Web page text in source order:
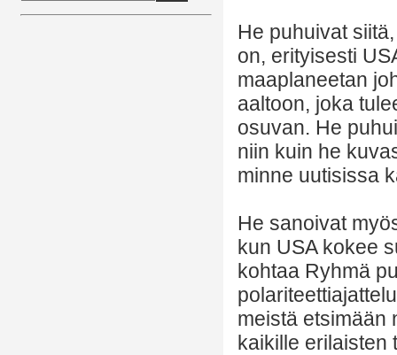
He puhuivat
on, erityisesti
maaplaneetan
aaltoon, joka
osuvan. He
niin kuin he
minne uutisissa
He sanoivat
kun USA kokee
kohtaa Ryhmä
meistä etsimään
kaikille erilaisten